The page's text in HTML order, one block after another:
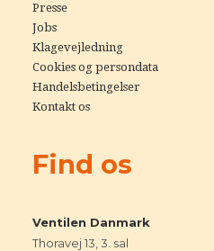
Presse
Jobs
Klagevejledning
Cookies og persondata
Handelsbetingelser
Kontakt os
Find os
Ventilen Danmark
Thoravej 13, 3. sal